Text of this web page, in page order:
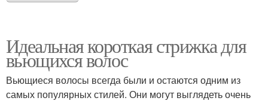
Идеальная короткая стрижка для
вьющихся волос
Вьющиеся волосы всегда были и остаются одним из
самых популярных стилей. Они могут выглядеть очень